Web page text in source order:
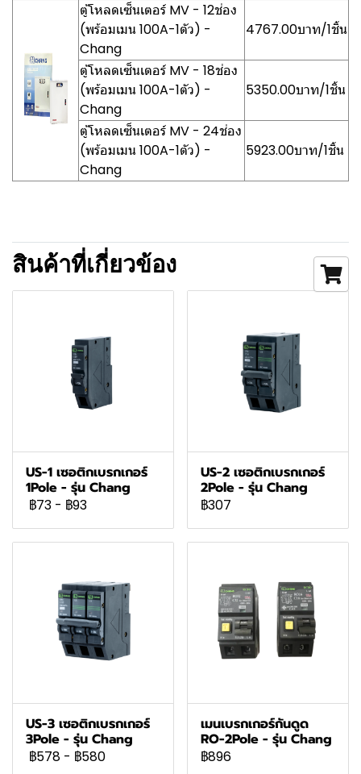
ตู้โหลดเซ็นเตอร์ MV - 12ช่อง
(พร้อมเมน 100A-1ตัว) -
Chang
4767.00บาท/1ชิ้น
ตู้โหลดเซ็นเตอร์ MV - 18ช่อง
(พร้อมเมน 100A-1ตัว) -
Chang
5350.00บาท/1ชิ้น
ตู้โหลดเซ็นเตอร์ MV - 24ช่อง
(พร้อมเมน 100A-1ตัว) -
Chang
5923.00บาท/1ชิ้น
สินค้าที่เกี่ยวข้อง
US-1 เซอติกเบรกเกอร์
1Pole - รุ่น Chang
฿73 - ฿93
US-2 เซอติกเบรกเกอร์
2Pole - รุ่น Chang
฿307
US-3 เซอติกเบรกเกอร์
3Pole - รุ่น Chang
฿578 - ฿580
เมนเบรกเกอร์กันดูด
RO-2Pole - รุ่น Chang
฿896